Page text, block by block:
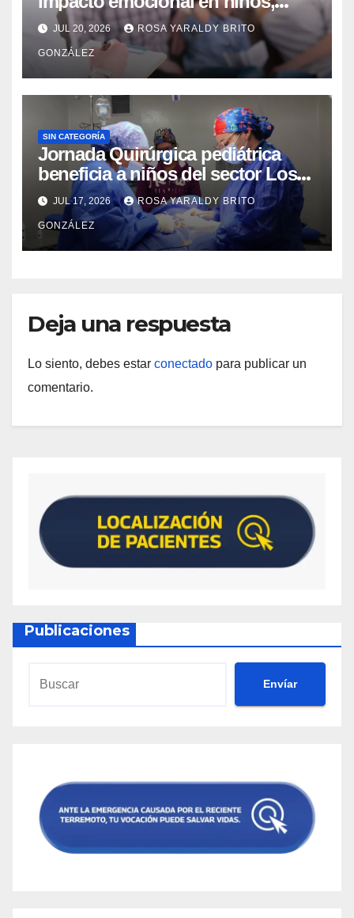
niñas, adolescentes y madres
JUL 20, 2026 ROSA YARALDY BRITO
GONZÁLEZ
SIN CATEGORÍA
Jornada Quirúrgica pediátrica
beneficia a niños del sector Los
Curos
JUL 17, 2026 ROSA YARALDY BRITO
GONZÁLEZ
Deja una respuesta
Lo siento, debes estar conectado para publicar un
comentario.
Publicaciones
Envíar